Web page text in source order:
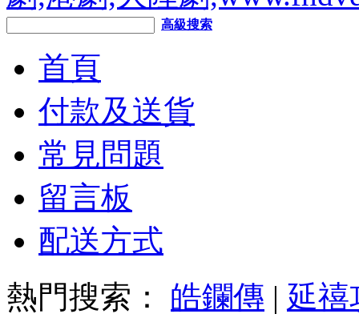
高級搜索
首頁
付款及送貨
常見問題
留言板
配送方式
熱門搜索： 皓鑭傳 | 延禧